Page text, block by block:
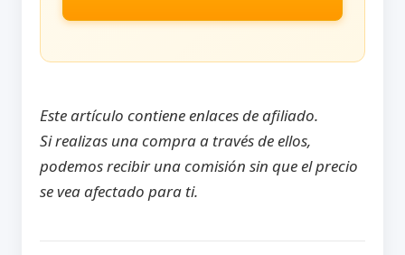
Este artículo contiene enlaces de afiliado.
Si realizas una compra a través de ellos,
podemos recibir una comisión sin que el precio
se vea afectado para ti.